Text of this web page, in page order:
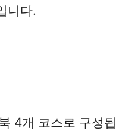
니다.
4개 코스로 구성됩